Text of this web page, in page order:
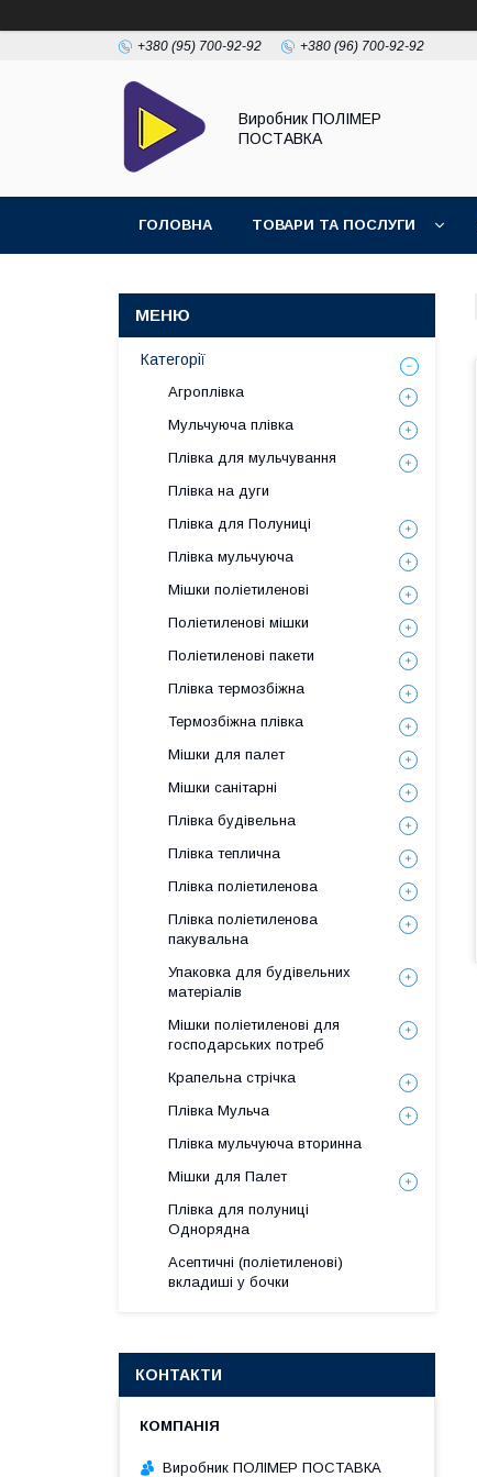
+380 (95) 700-92-92 +380 (96) 700-92-92
Виробник ПОЛІМЕР
ПОСТАВКА
ГОЛОВНА ТОВАРИ ТА ПОСЛУГИ
Категорії
Агроплівка
Мульчуюча плівка
Плівка для мульчування
Плівка на дуги
Плівка для Полуниці
Плівка мульчуюча
Мішки поліетиленові
Поліетиленові мішки
Поліетиленові пакети
Плівка термозбіжна
Термозбіжна плівка
Мішки для палет
Мішки санітарні
Плівка будівельна
Плівка теплична
Плівка поліетиленова
Плівка поліетиленова
пакувальна
Упаковка для будівельних
матеріалів
Мішки поліетиленові для
господарських потреб
Крапельна стрічка
Плівка Мульча
Плівка мульчуюча вторинна
Мішки для Палет
Плівка для полуниці
Однорядна
Асептичні (поліетиленові)
вкладиші у бочки
КОНТАКТИ
Виробник ПОЛІМЕР ПОСТАВКА